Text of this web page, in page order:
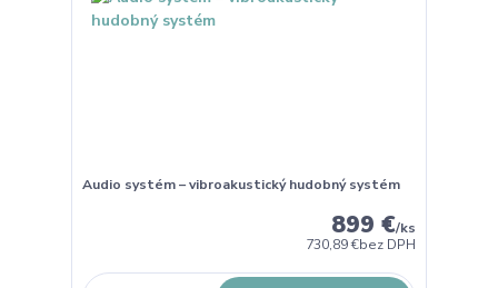
Audio systém – vibroakustický hudobný systém
899 €/ks
730,89 €bez DPH